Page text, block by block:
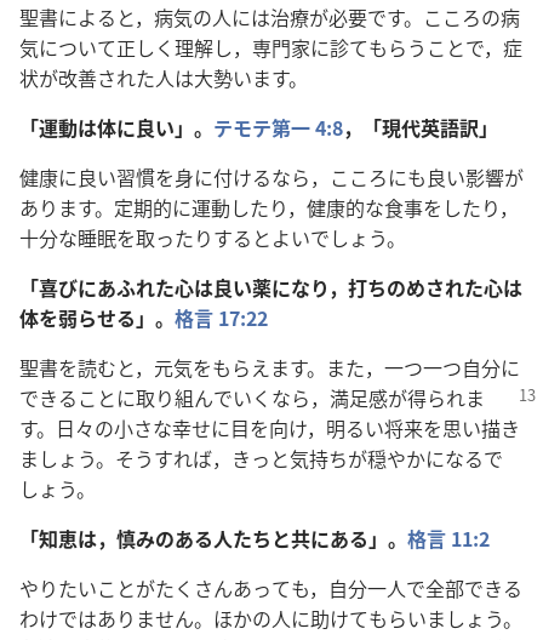
聖書によると， 病気の人には治療が必要です。こころの病
気について正しく 理解し， 専門家に診てもらうことで， 症
状が改善された人は大勢います。
「運動は体に良い」。 テモテ第一4:8，「現代英語訳」
健康に良い習慣を身に付けるなら，こころにも 良い影響が
あります。 定期的に運動したり， 健康的な食事をしたり，
十分な睡眠を取ったりするとよいでしょう。
「喜びにあふれた心は良い薬になり， 打ちのめされた心は
体を弱らせる」。 格言 17:22
聖書を読むと， 元気をもらえます。また， 一つ一つ自分に
できることに取り組んでいくなら， 満足感が得られま
す。 日々の小さな幸せに目を向け， 明るい将来を思い描き
ましょう。そうすれば，きっと気持ちが穏やかになるで
しょう。
「知恵は， 慎みのある人たちと共にある」。 格言 11:2
やりたいことがたくさんあっても， 自分一人で全部できる
わけではありません。ほかの人に助けてもらいましょう。